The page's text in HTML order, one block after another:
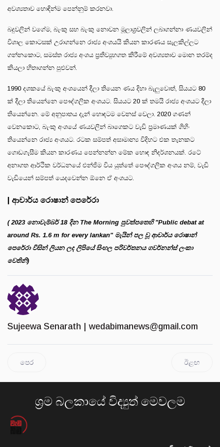
අවශ්‍යතාව හොඳින්ම පෙන්නුම් කරනවා.
බදුවලින් වගේම, බැංකු සහ බැංකු නොවන මූලාශ්‍රවලින් ලබාගන්නා ණයවලින්
විශාල කොටසක් උරාගන්නෙ රාජ්‍ය අංශයයි කියන කාරණය සැලකිල්ලට
ගන්නකොට, සමස්ත රාජ්‍ය අංශය ප්‍රතිව්‍යුහගත කිරීමේ අවශ්‍යතාව මොන තරම්ද
කියලා හිතාගන්න පුළුවන්.
1990 දශකයේ බැංකු අංශයෙන් දීලා තියෙන ණය දිහා බැලුවොත්, සියයට 80
ක් දීලා තියෙන්නෙ පෞද්ගලික අංශයට. සියයට 20 ක් තමයි රාජ්‍ය අංශයට දීලා
තියෙන්නෙ. මේ අනුපාතය දැන් හොඳටම වෙනස් වෙලා. 2020 ගණන්
වෙනකොට, බැංකු අංශයේ ණයවලින් බාගෙකට වැඩි ප්‍රමාණයක් ගිහිං
තියෙන්නෙ රාජ්‍ය අංශයට. රටක සම්පත් අසාමාන්‍ය විදිහට එක තැනකට
ගොඩගැසීම කියන කාරණය පෙන්නන්න මේක හොඳ නිදර්ශනයක්. රටේ
අනාගත ආර්ථික වර්ධනයේ එන්ජිම විය යුත්තේ පෞද්ගලික අංශය නම්, වැඩි
වැඩියෙන් සම්පත් යෙදවෙන්න ඕනෙ ඒ අංශයට.
| ආචාර්ය රොෂාන් පෙරේරා
( 2023 නොවැම්බර් 18 දින The Morning පුවත්පතෙහි "Public debat at
around Rs. 1.6 m for every lankan" මැයින් පල වූ ආචාර්ය රොෂාන්
පෙරේරා විසින් ලියන ලද ලිපියේ සිංහල පරිවර්තනය ගවර්නන්ස් ලංකා
වෙතිනි)
Sujeewa Senarath | wedabimanews@gmail.com
පෙර ඊළඟ
ශ්‍රම බලකායේ විද්‍යුත් මෙවලම